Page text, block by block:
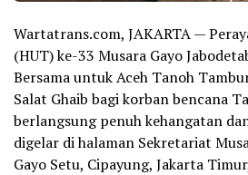
Wartatrans.com, JAKARTA —
(HUT) ke-33 Musara Gayo
Bersama untuk Aceh Tanoh
Salat Ghaib bagi korban bencana
berlangsung penuh kehangatan
digelar di halaman Sekretariat
Gayo Setu, Cipayung, Jakarta